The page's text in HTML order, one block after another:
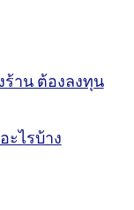
ร้าน ต้องลงทุน
ะไรบ้าง